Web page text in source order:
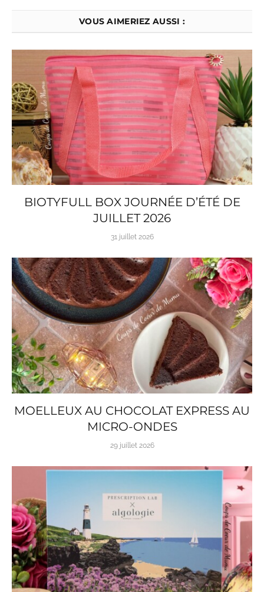
VOUS AIMERIEZ AUSSI :
BIOTYFULL BOX JOURNÉE D’ÉTÉ DE
JUILLET 2026
31 juillet 2026
MOELLEUX AU CHOCOLAT EXPRESS AU
MICRO-ONDES
29 juillet 2026